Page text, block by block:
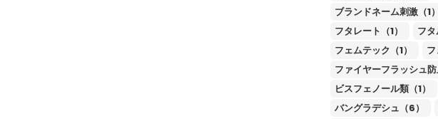
ブランドネーム刺激（1）
フタレート（1）
フタ
フェムテック（1）
フ
ファイヤーフラッシュ防
ビスフェノール類（1）
バングラデシュ（6）